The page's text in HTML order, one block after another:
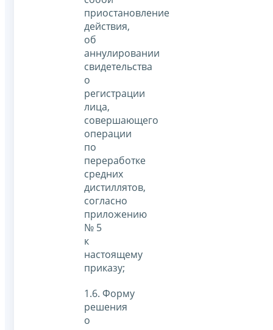
приостановление
действия,
об
аннулировании
свидетельства
о
регистрации
лица,
совершающего
операции
по
переработке
средних
дистиллятов,
согласно
приложению
№ 5
к
настоящему
приказу;
1.6. Форму
решения
о